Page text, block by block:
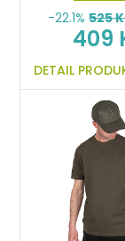
-22.1% 525
409
DETAIL